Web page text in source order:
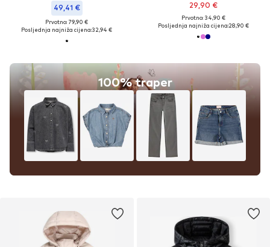
49,41 €
Prvotno: 79,90 €
Posljednja najniža cijena:32,94 €
29,90 €
Prvotno: 34,90 €
Posljednja najniža cijena:28,90 €
100% traper